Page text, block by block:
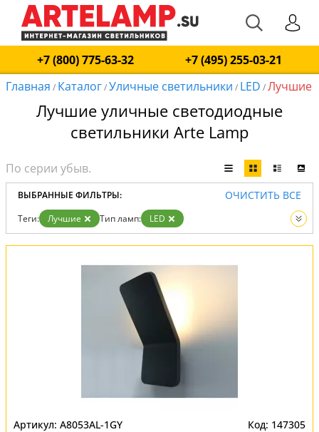
+7 (800) 775-63-32
+7 (495) 255-03-21
Главная / Каталог/Уличные светильники / LED /Лучшие
Лучшие уличные светодиодные
светильники Arte Lamp
ВЫБРАННЫЕ ФИЛЬТРЫ: ОЧИСТИТЬ ВСЕ
Теги: Лучшие Тип ламп:
LED
Вид:
Уличные светильники
A8053AL-1GY 147305